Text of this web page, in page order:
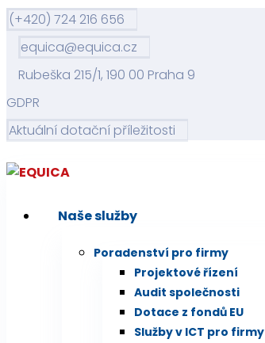
(+420) 724 216 656
equica@equica.cz
Rubeška 215/1, 190 00 Praha 9
GDPR
Aktuální dotační příležitosti
Naše služby
Poradenství pro firmy
Projektové řízení
Audit společnosti
Dotace z fondů EU
Služby v ICT pro firmy